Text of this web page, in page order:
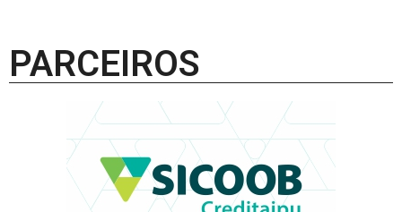
PARCEIROS